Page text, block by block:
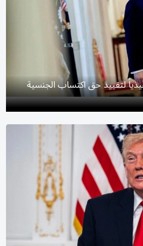
لتقييد حق اكتساب الجنسية